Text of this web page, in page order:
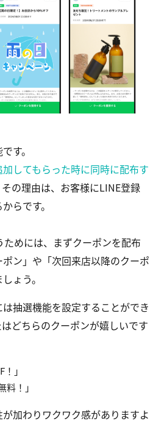
す。
してもらった時に同時に配布す
その理由は、お客様にLINE登録
らです。
ためには、まずクーポンを配布
ン」や「次回来店以降のクーポ
ょう。
抽選機能を設定することができ
どちらのクーポンが嬉しいです
」
！」
加わりワクワク感がありますよ